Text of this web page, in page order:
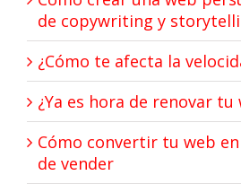
de copywriting y
¿Cómo te afecta la
¿Ya es hora de renovar tu
Cómo convertir tu web
de vender